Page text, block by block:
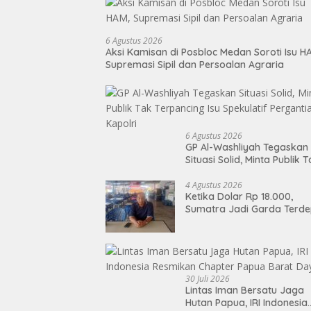
6 Agustus 2026
Aksi Kamisan di Posbloc Medan Soroti Isu
Supremasi Sipil dan Persoalan Agraria
6 Agustus 2026
GP Al-Washliyah Tegaskan
Situasi Solid, Minta Publik
Pergantian Kapolri
4 Agustus 2026
Ketika Dolar Rp 18.000,
Sumatra Jadi Garda
30 Juli 2026
Lintas Iman Bersatu Jaga
Hutan Papua, IRI Indonesia